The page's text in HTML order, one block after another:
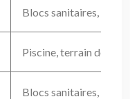
Blocs sanitaires,
Piscine, terrain de
Blocs sanitaires,